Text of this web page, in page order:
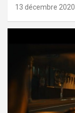
13 décembre 2020